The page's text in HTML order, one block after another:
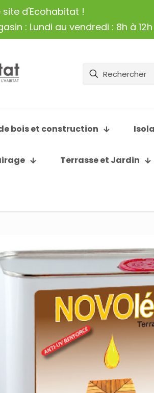
site d'Ecohabitat !
: Lundi au vendredi : 8h à
bois et construction
Terrasse et Jardin